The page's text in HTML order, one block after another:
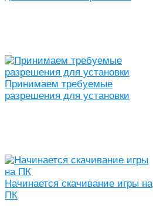
Принимаем требуемые
разрешения для установки
Начинается скачивание игры на
ПК